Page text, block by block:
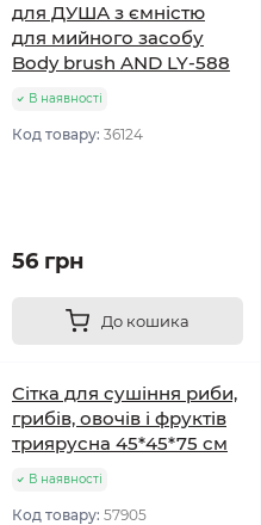
для ДУША з ємністю
для мийного засобу
Body brush AND LY-588
В наявності
Код товару: 36124
56 грн
До кошика
Сітка для сушіння риби,
грибів, овочів і фруктів
триярусна 45*45*75 см
В наявності
Код товару: 57905